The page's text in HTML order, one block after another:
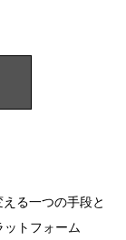
る一つの手段と
ットフォーム